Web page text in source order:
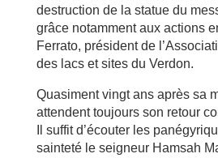
destruction de la statue du
grâce notamment aux actions
Ferrato, président de
des lacs et sites du Verdon.
Quasiment vingt ans après sa
attendent toujours son retour
Il suffit d’écouter les
sainteté le seigneur Hamsah